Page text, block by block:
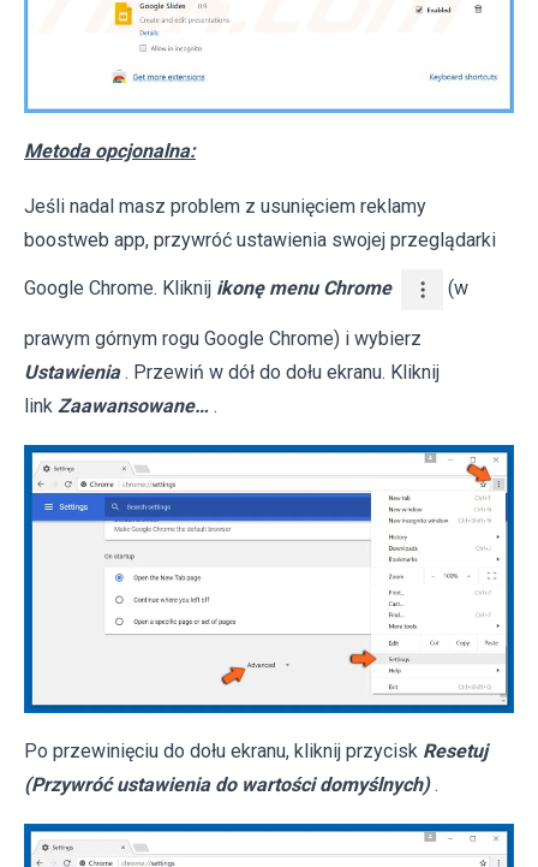
Metoda opcjonalna:
Jeśli nadal masz problem z usunięciem reklamy
boostweb app, przywróć ustawienia swojej przeglądarki
Google Chrome. Kliknij ikonę menu Chrome (w
prawym górnym rogu Google Chrome) i wybierz
Ustawienia . Przewiń w dół do dołu ekranu. Kliknij
link Zaawansowane… .
Po przewinięciu do dołu ekranu, kliknij przycisk Resetuj
(Przywróć ustawienia do wartości domyślnych) .